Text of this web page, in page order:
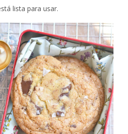
lista para usar.